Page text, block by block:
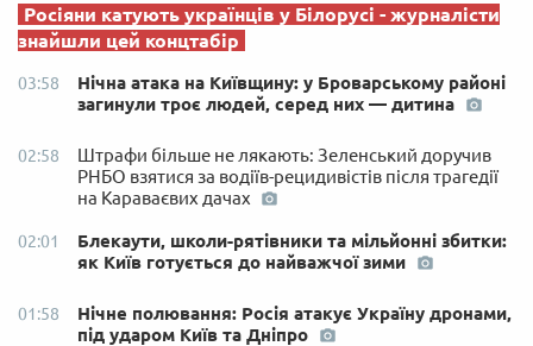
Росіяни катують українців у Білорусі - журналісти
знайшли цей концтабір
03:58
Нічна атака на Київщину: у Броварському районі
загинули троє людей, серед них — дитина
02:58
Штрафи більше не лякають: Зеленський доручив
РНБО взятися за водіїв-рецидивістів після трагедії
на Караваєвих дачах
02:01
Блекаути, школи-рятівники та мільйонні збитки:
як Київ готується до найважчої зими
01:58
Нічне полювання: Росія атакує Україну дронами,
під ударом Київ та Дніпро